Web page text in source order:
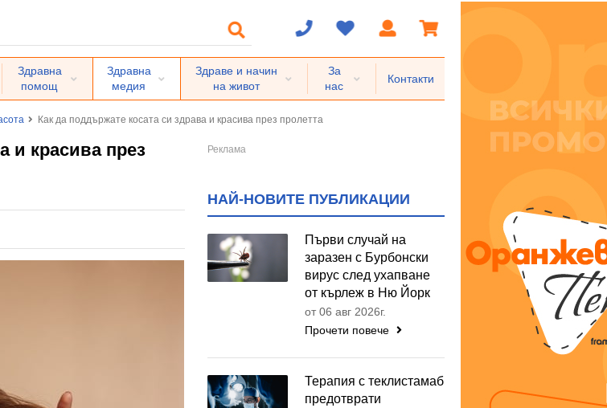
Здравна
помощ
Здравна
медия
Здраве и начин
на живот
За
нас
Контакти
Как да поддържате косата си здрава и красива през пролетта
и красива през
НАЙ-НОВИТЕ ПУБЛИКАЦИИ
Първи случай на
заразен с Бурбонски
вирус след ухапване
от кърлеж в Ню Йорк
от 06 авг 2026г.
Прочети повече
Терапия с теклистамаб
предотврати